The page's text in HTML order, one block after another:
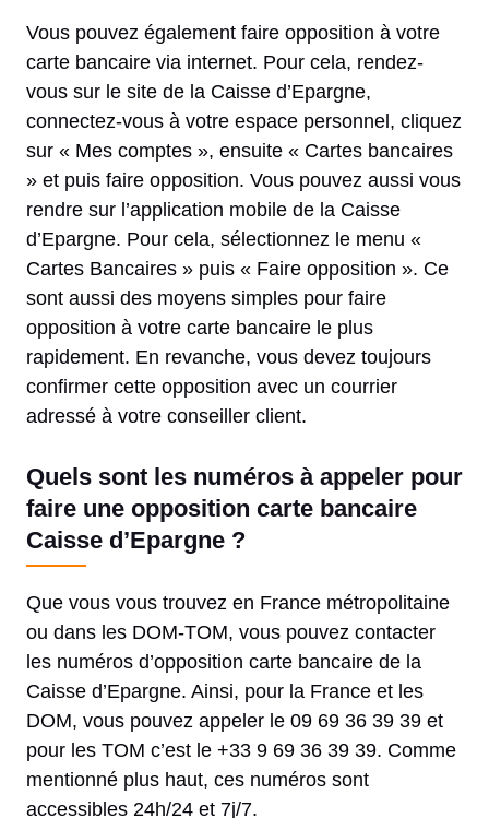
Vous pouvez également faire opposition à votre
carte bancaire via internet. Pour cela, rendez-
vous sur le site de la Caisse d’Epargne,
connectez-vous à votre espace personnel, cliquez
sur « Mes comptes », ensuite « Cartes bancaires
» et puis faire opposition. Vous pouvez aussi vous
rendre sur l’application mobile de la Caisse
d’Epargne. Pour cela, sélectionnez le menu «
Cartes Bancaires » puis « Faire opposition ». Ce
sont aussi des moyens simples pour faire
opposition à votre carte bancaire le plus
rapidement. En revanche, vous devez toujours
confirmer cette opposition avec un courrier
adressé à votre conseiller client.
Quels sont les numéros à appeler pour
faire une opposition carte bancaire
Caisse d’Epargne ?
Que vous vous trouvez en France métropolitaine
ou dans les DOM-TOM, vous pouvez contacter
les numéros d’opposition carte bancaire de la
Caisse d’Epargne. Ainsi, pour la France et les
DOM, vous pouvez appeler le 09 69 36 39 39 et
pour les TOM c’est le +33 9 69 36 39 39. Comme
mentionné plus haut, ces numéros sont
accessibles 24h/24 et 7j/7.